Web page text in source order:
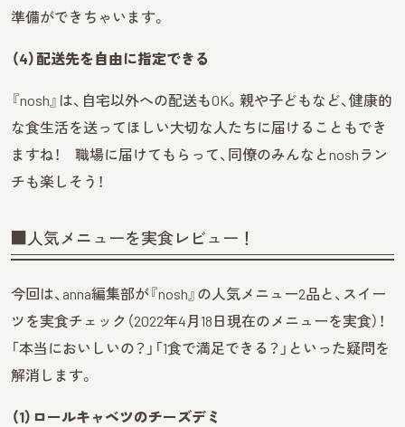
準備ができちゃいます。
（4）配送先を自由に指定できる
『nosh』は、自宅以外への配送もOK。親や子どもなど、健康的
な食生活を送ってほしい大切な人たちに届けることもでき
ますね！ 職場に届けてもらって、同僚のみんなとnoshラン
チも楽しそう！
■人気メニューを実食レビュー！
今回は、anna編集部が『nosh』の人気メニュー2品と、スイー
ツを実食チェック（2022年4月18日現在のメニューを実食）！
「本当においしいの？」「1食で満足できる？」といった疑問を
解消します。
（1）ロールキャベツのチーズデミ